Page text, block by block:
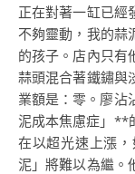
正在對著一缸已經
不夠靈動，我的蒜
的孩子。店內只有
蒜頭混合著鐵鏽與
業額是：零。廖沾
泥成本焦慮症」**
在以超光速上漲
泥」將難以為繼。